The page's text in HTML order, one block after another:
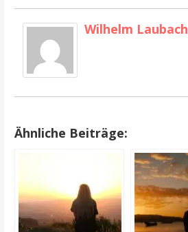
Wilhelm Laubach
Ähnliche Beiträge: